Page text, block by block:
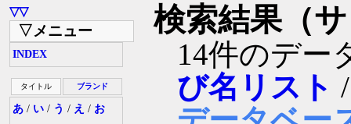
▽▽
▽メニュー
INDEX
タイトル ブランド
あ / い / う / え / お
検索結果（
14件のデー
び名リスト